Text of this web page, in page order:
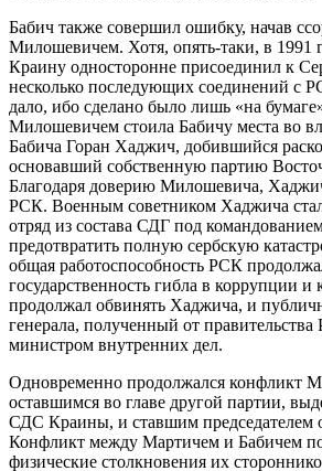
Бабич также совершил ошибку, начав
Милошевичем. Хотя, опять-таки, в 1991
Краину односторонне присоединил к
несколько последующих соединений с
дало, ибо сделано было лишь «на
Милошевичем стоила Бабичу места во
Бабича Горан Хаджич, добившийся
основавший собственную партию
Благодаря доверию Милошевича,
РСК. Военным советником Хаджича
отряд из состава СДГ под
предотвратить полную сербскую
общая работоспособность РСК
государственность гибла в коррупции
продолжал обвинять Хаджича, и
генерала, полученный от
министром внутренних дел.
Одновременно продолжался конфликт
оставшимся во главе другой партии,
СДС Краины, и ставшим
Конфликт между Мартичем и Бабичем
физические столкновения их